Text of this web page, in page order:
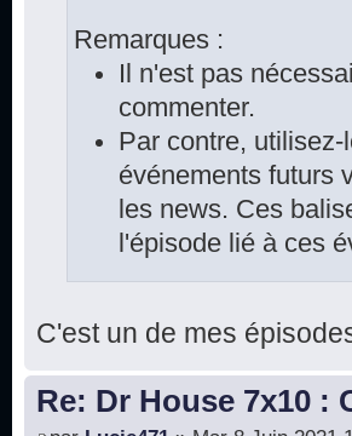
Remarques :
Il n'est pas
commenter.
Par contre,
événements futurs
les news. Ces
l'épisode lié à ces
C'est un de mes
Re: Dr House 7x10 :